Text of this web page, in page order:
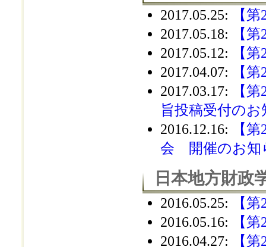
2017.05.25:
【
2017.05.18:
【
2017.05.12:
【
2017.04.07:
【
2017.03.17:
【
旨投稿受付のお
2016.12.16:
【
会 開催のお知
日本地方財政
2016.05.25:
【
2016.05.16:
【
2016.04.27: 【